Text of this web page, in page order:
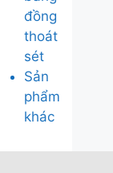
đồng
thoát
sét
Sản
phẩm
khác